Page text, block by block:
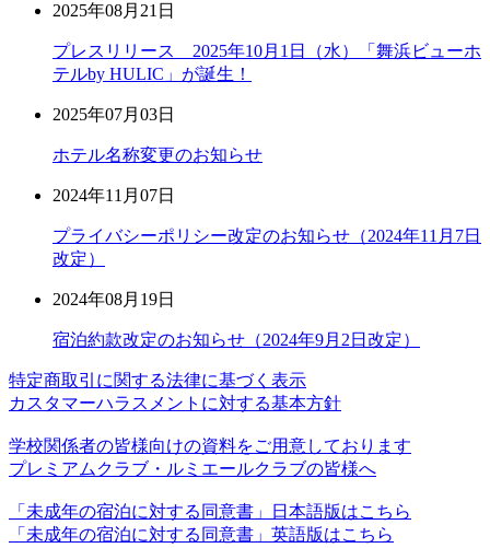
2025年08月21日
プレスリリース 2025年10月1日（水）「舞浜ビューホ
テルby HULIC」が誕生！
2025年07月03日
ホテル名称変更のお知らせ
2024年11月07日
プライバシーポリシー改定のお知らせ（2024年11月7日
改定）
2024年08月19日
宿泊約款改定のお知らせ（2024年9月2日改定）
特定商取引に関する法律に基づく表示
カスタマーハラスメントに対する基本方針
学校関係者の皆様向けの資料をご用意しております
プレミアムクラブ・ルミエールクラブの皆様へ
「未成年の宿泊に対する同意書」日本語版はこちら
「未成年の宿泊に対する同意書」英語版はこちら